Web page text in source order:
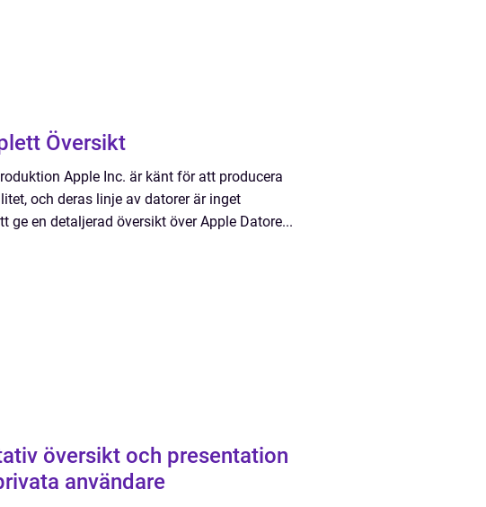
Översikt
Apple Inc. är känt för att producera
och deras linje av datorer är inget
ge en detaljerad översikt över Apple Datore...
översikt och presentation
användare